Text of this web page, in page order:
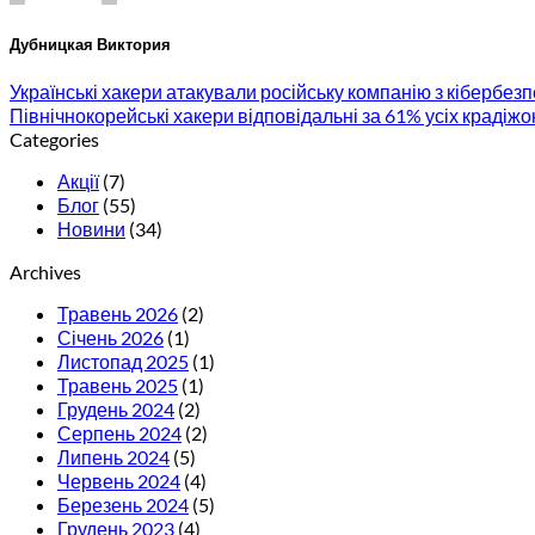
Дубницкая Виктория
Українські хакери атакували російську компанію з
Північнокорейські хакери відповідальні за 61% усіх
Categories
Акції(7)
Блог (55)
Новини (34)
Archives
Травень 2026 (2)
Січень 2026 (1)
Листопад 2025 (1)
Травень 2025 (1)
Грудень 2024 (2)
Серпень 2024 (2)
Липень 2024 (5)
Червень 2024 (4)
Березень 2024 (5)
Грудень 2023 (4)